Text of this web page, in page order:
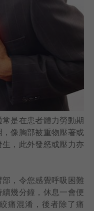
是在患者體力勞動期
像胸部被重物壓著或
，此外發怒或壓力亦
，令您感覺呼吸困難
幾分鐘，休息一會便
痛混淆，後者除了痛